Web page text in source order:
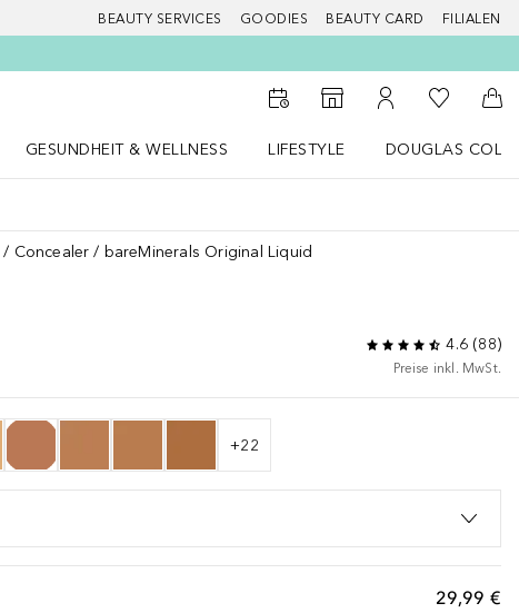
BEAUTY SERVICES GOODIES BEAUTY CARD FILIALEN
Zum Storefinder
Zu Meinem
Zu Meiner
GESUNDHEIT & WELLNESS
LIFESTYLE
DOUGLAS
Concealer bareMinerals Original Liquid
4.6(88)
Preise inkl. MwSt.
+22
29,99 €